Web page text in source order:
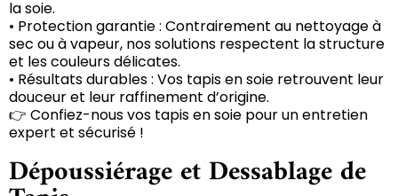
la soie.
• Protection garantie : Contrairement au nettoyage à
sec ou à vapeur, nos solutions respectent la structure
et les couleurs délicates.
• Résultats durables : Vos tapis en soie retrouvent leur
douceur et leur raffinement d’origine.
👉 Confiez-nous vos tapis en soie pour un entretien
expert et sécurisé !
Dépoussiérage et Dessablage de